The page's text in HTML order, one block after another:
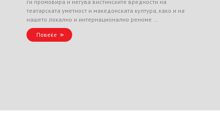
ги промовира и негува вистинските вредности на
театарската уметност и македонската култура, како и на
нашето локално и интернационално реноме …
Повеќе